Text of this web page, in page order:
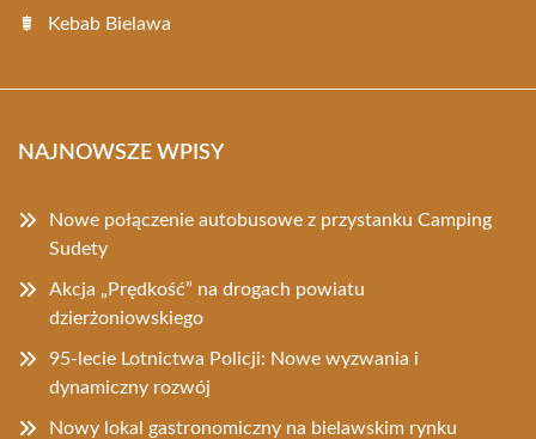
Kebab Bielawa
NAJNOWSZE WPISY
Nowe połączenie autobusowe z przystanku Camping
Sudety
Akcja „Prędkość” na drogach powiatu
dzierżoniowskiego
95-lecie Lotnictwa Policji: Nowe wyzwania i
dynamiczny rozwój
Nowy lokal gastronomiczny na bielawskim rynku